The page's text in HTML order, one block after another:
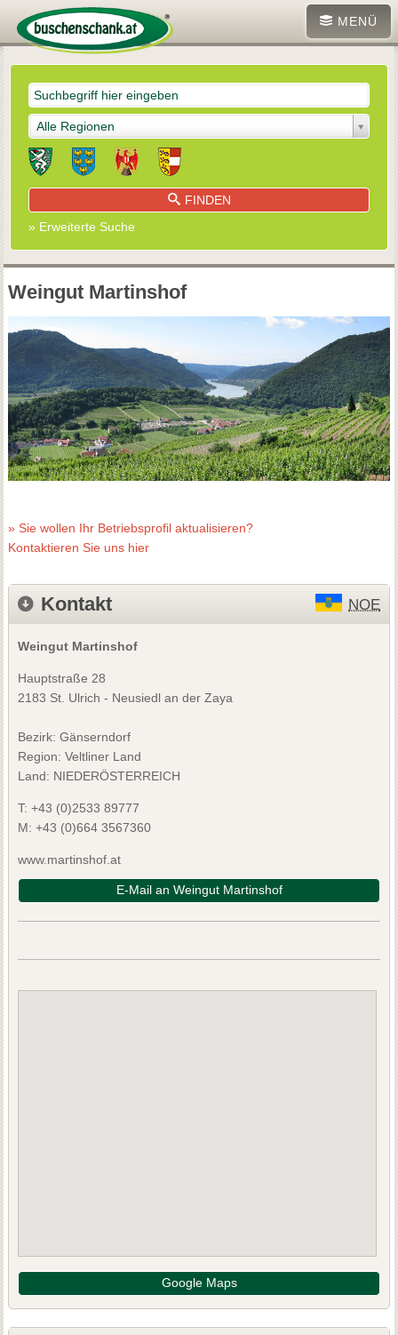
MENÜ
Alle Regionen
FINDEN
» Erweiterte Suche
Weingut Martinshof
» Sie wollen Ihr Betriebsprofil aktualisieren?
Kontaktieren Sie uns hier
Kontakt NOE
Weingut Martinshof
Hauptstraße 28
2183 St. Ulrich - Neusiedl an der Zaya
Bezirk: Gänserndorf
Region: Veltliner Land
Land: NIEDERÖSTERREICH
T: +43 (0)2533 89777
M: +43 (0)664 3567360
www.martinshof.at
E-Mail an Weingut Martinshof
Google Maps